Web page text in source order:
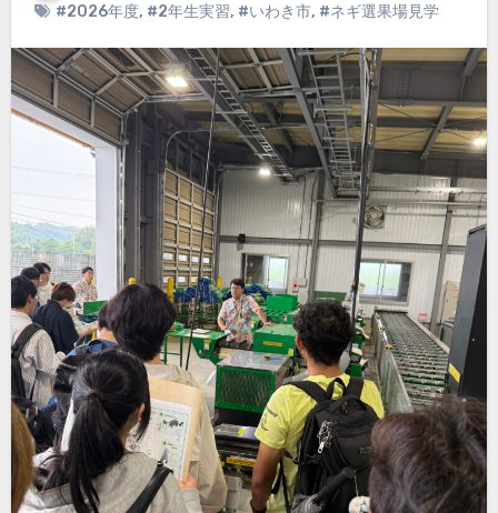
#2026年度, #2年生実習, #いわき市, #ネギ選果場見学